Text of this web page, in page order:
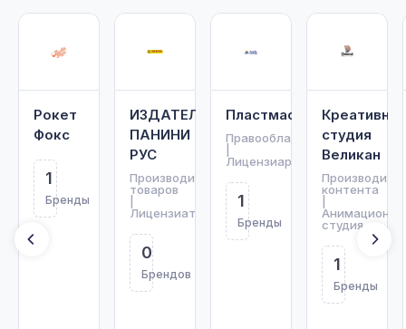
Рокет
Фокс
1
Бренды
ИЗДАТЕЛЬСТВО
ПАНИНИ
РУС
Производитель
товаров
Лицензиат
0
Брендов
Пластмастер
Правообладатель
Лицензиар
1
Бренды
Креативная
студия
Великан
контента
студия
1
Бренды